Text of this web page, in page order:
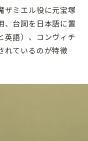
ザミエル役に元宝塚
、台詞を日本語に置
英語）、コンヴィチ
れているのが特徴